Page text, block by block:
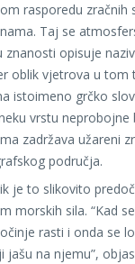
rasporedu zračnih
Taj se
znanosti opisuje
oblik vjetrova u tom
istoimeno grčko
vrstu neprobojne
zadržava užareni
područja.
je to slikovito
morskih sila. “Kad
rasti i onda se
jašu na njemu”,